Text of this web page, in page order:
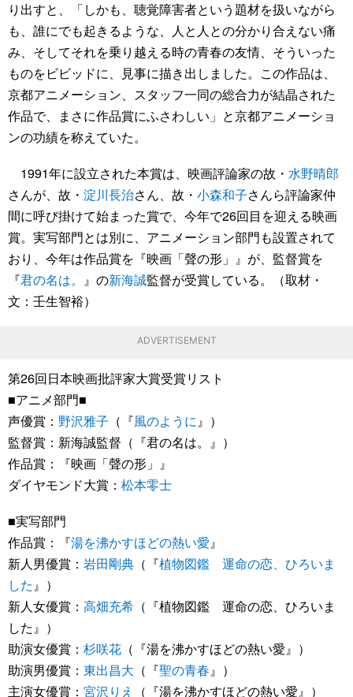
り出すと、「しかも、聴覚障害者という題材を扱いながら
も、誰にでも起きるような、人と人との分かり合えない痛
み、そしてそれを乗り越える時の青春の友情、そういった
ものをビビッドに、見事に描き出しました。この作品は、
京都アニメーション、スタッフ一同の総合力が結晶された
作品で、まさに作品賞にふさわしい」と京都アニメーショ
ンの功績を称えていた。
1991年に設立された本賞は、映画評論家の故・ 水野晴郎
さんが、故・ 淀川長治さん、故・ 小森和子さんら評論家仲
間に呼び掛けて始まった賞で、今年で26回目を迎える映画
賞。実写部門とは別に、アニメーション部門も設置されて
おり、今年は作品賞を『映画「聲の形」』が、監督賞を
『君の名は。 』の新海誠監督が受賞している。（取材・
文：壬生智裕）
ADVERTISEMENT
第26回日本映画批評家大賞受賞リスト
■アニメ部門■
声優賞： 野沢雅子 （『風のように』）
監督賞：新海誠監督（『君の名は。』）
作品賞：『映画「聲の形」』
ダイヤモンド大賞： 松本零士
■実写部門
作品賞：『湯を沸かすほどの熱い愛』
新人男優賞： 岩田剛典 （『植物図鑑 運命の恋、ひろいま
した』）
新人女優賞： 高畑充希 （『植物図鑑 運命の恋、ひろいま
した』）
助演女優賞： 杉咲花 （『湯を沸かすほどの熱い愛』）
助演男優賞： 東出昌大 （『聖の青春』）
主演女優賞： 宮沢りえ （『湯を沸かすほどの熱い愛』）